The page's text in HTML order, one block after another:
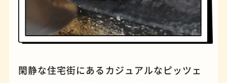
パンケーキ 手芸
閑静な住宅街にあるカジュアルなピッツェ